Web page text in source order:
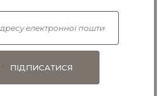
ПІДПИСАТИСЯ